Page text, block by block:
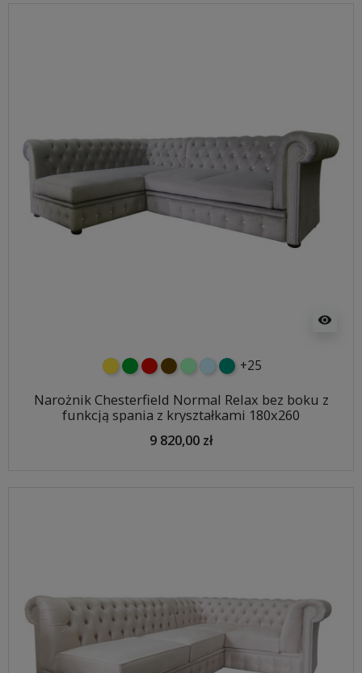
visibility
żółtyzielonyczerwony
czekoladowy
miętowybłękitny
turkusowy
+25
Narożnik Chesterfield Normal Relax bez boku z
funkcją spania z kryształkami 180x260
9 820,00 zł